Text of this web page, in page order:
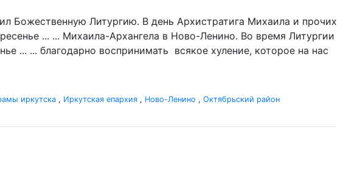
Божественную Литургию. В день Архистратига Михаила и прочих
... ... Михаила-Архангела в Ново-Ленино. Во время Литургии
... ... благодарно воспринимать всякое хуление, которое на нас
иркутска , Иркутская епархия , Ново-Ленино , Октябрьский район